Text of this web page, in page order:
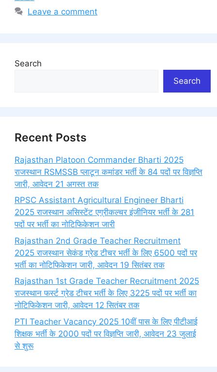
Leave a comment
Search
Search
Recent Posts
Rajasthan Platoon Commander Bharti 2025
राजस्थान RSMSSB प्लाटून कमांडर भर्ती के 84 पदों पर विज्ञप्ति
जारी, आवेदन 21 अगस्त तक
RPSC Assistant Agricultural Engineer Bharti
2025 राजस्थान असिस्टेंट एग्रीकल्चर इंजीनियर भर्ती के 281
पदों पर भर्ती का नोटिफिकेशन जारी
Rajasthan 2nd Grade Teacher Recruitment
2025 राजस्थान सेकंड ग्रेड टीचर भर्ती के लिए 6500 पदों पर
भर्ती का नोटिफिकेशन जारी, आवेदन 19 सितंबर तक
Rajasthan 1st Grade Teacher Recruitment 2025
राजस्थान फर्स्ट ग्रेड टीचर भर्ती के लिए 3225 पदों पर भर्ती का
नोटिफिकेशन जारी, आवेदन 12 सितंबर तक
PTI Teacher Vacancy 2025 10वीं पास के लिए पीटीआई
शिक्षक भर्ती के 2000 पदों पर विज्ञप्ति जारी, आवेदन 23 जुलाई
से शुरू